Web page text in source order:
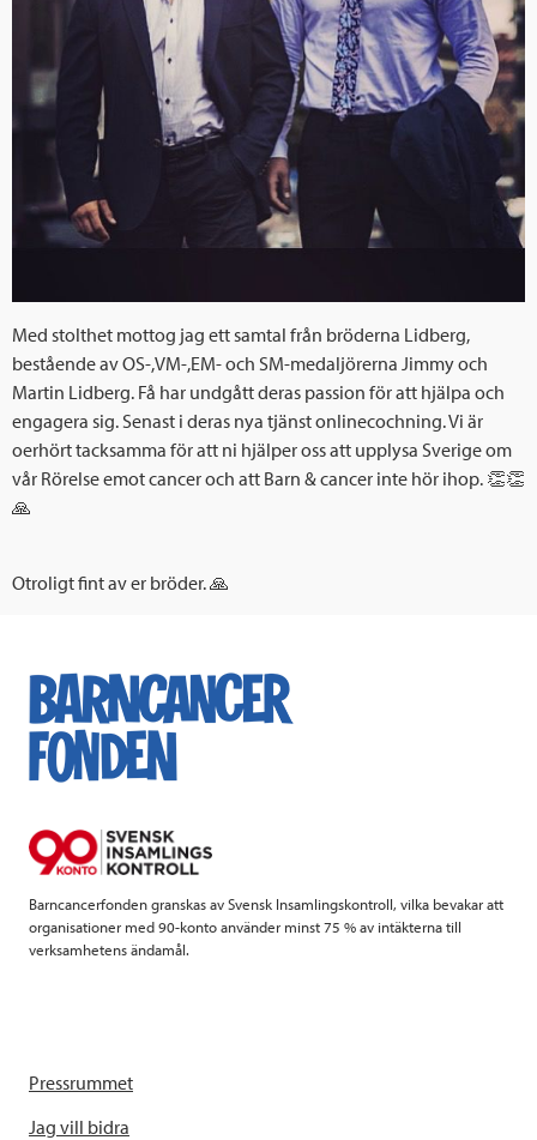
Med stolthet mottog jag ett samtal från bröderna Lidberg,
bestående av OS-,VM-,EM- och SM-medaljörerna Jimmy och
Martin Lidberg. Få har undgått deras passion för att hjälpa och
engagera sig. Senast i deras nya tjänst onlinecochning. Vi är
oerhört tacksamma för att ni hjälper oss att upplysa Sverige om
vår Rörelse emot cancer och att Barn & cancer inte hör ihop. 👏👏
🙏
Otroligt fint av er bröder. 🙏
Barncancerfonden granskas av Svensk Insamlingskontroll, vilka bevakar att
organisationer med 90-konto använder minst 75 % av intäkterna till
verksamhetens ändamål.
Pressrummet
Jag vill bidra